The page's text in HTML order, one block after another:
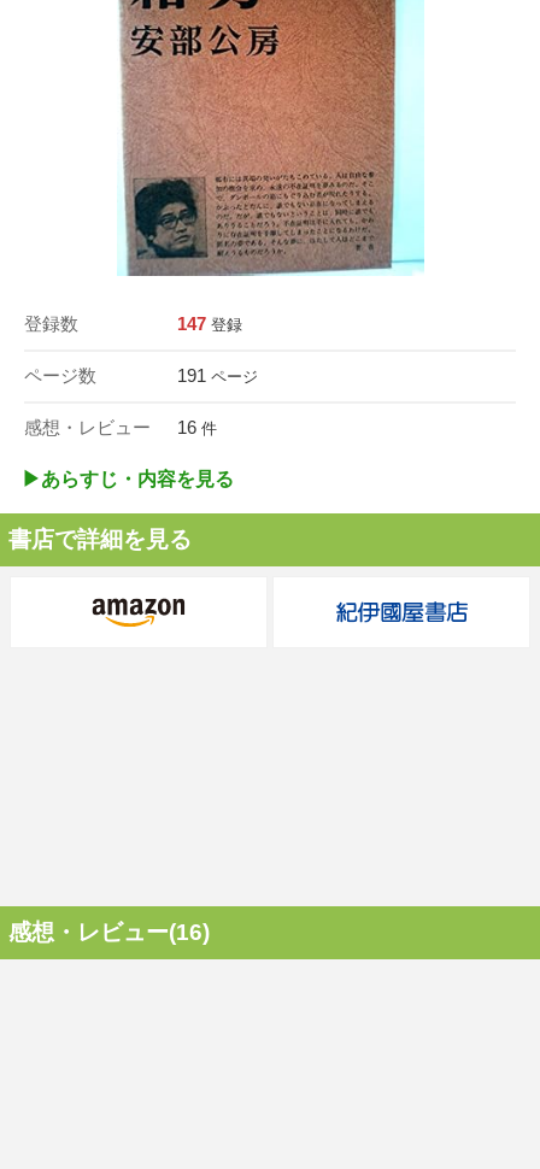
登録数 147 登録
ページ数 191 ページ
感想・レビュー 16 件
▶︎あらすじ・内容を見る
書店で詳細を見る
感想・レビュー(16)